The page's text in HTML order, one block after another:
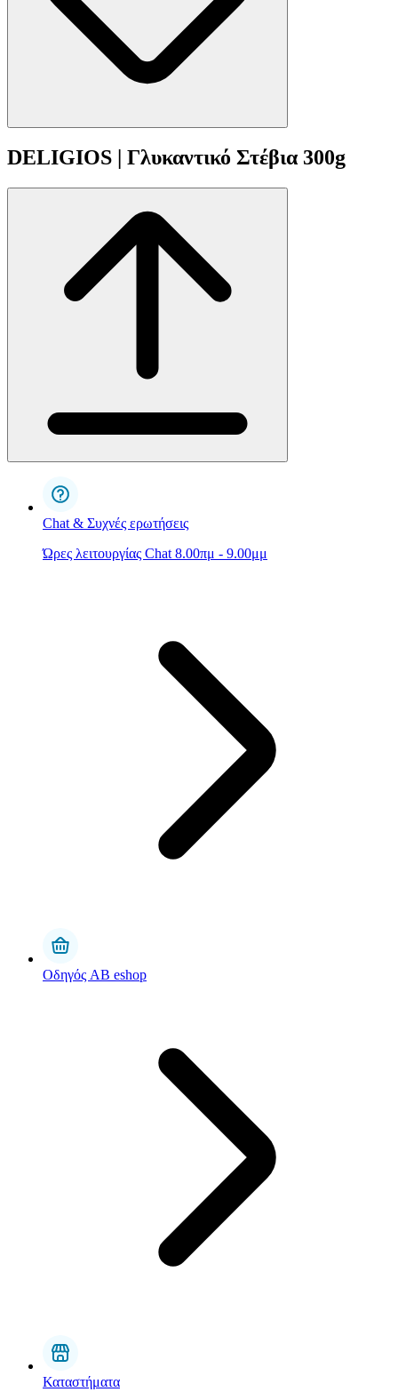
DELIGIOS | Γλυκαντικό Στέβια 300g
Chat & Συχνές ερωτήσεις
Ώρες λειτουργίας Chat 8.00πμ - 9.00μμ
Οδηγός AB eshop
Καταστήματα